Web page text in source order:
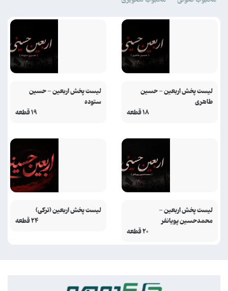
۱۸ قطعه
لیست پخش اربعین - حسین
طاهری
۱۹ قطعه
لیست پخش اربعین - حسین
ستوده
۲۰ قطعه
لیست پخش اربعین -
محمدحسین پویانفر
۲۴ قطعه
لیست پخش اربعین (ترکی)